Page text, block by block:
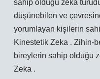
sahip olduğu zeka
düşünebilen ve
yorumlayan kişilerin
Kinestetik Zeka . Zihin-
bireylerin sahip olduğu
Zeka .